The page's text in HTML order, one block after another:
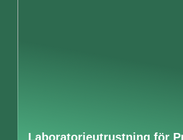
Laboratorieutrustning för